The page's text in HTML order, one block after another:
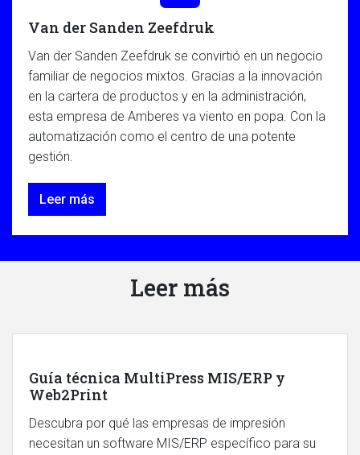
Van der Sanden Zeefdruk
Van der Sanden Zeefdruk se convirtió en un negocio
familiar de negocios mixtos. Gracias a la innovación
en la cartera de productos y en la administración,
esta empresa de Amberes va viento en popa. Con la
automatización como el centro de una potente
gestión.
Leer más
Leer más
Guía técnica MultiPress MIS/ERP y
Web2Print
Descubra por qué las empresas de impresión
necesitan un software MIS/ERP específico para su